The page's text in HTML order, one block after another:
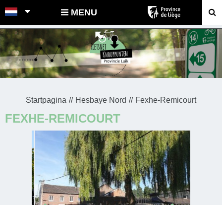
POINTS-NOEUDS MENU
Startpagina Hesbaye Nord Fexhe-Remicourt
FEXHE-REMICOURT